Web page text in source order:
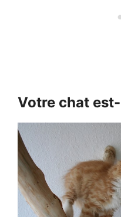
Votre chat